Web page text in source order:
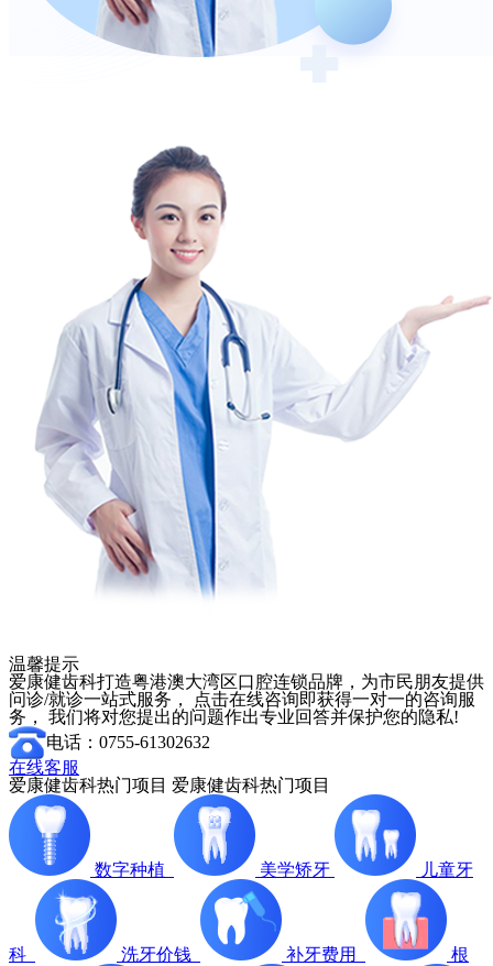
温馨提示
爱康健齿科打造粤港澳大湾区口腔连锁品牌，为市民朋友提供
问诊/就诊一站式服务， 点击在线咨询即获得一对一的咨询服
务， 我们将对您提出的问题作出专业回答并保护您的隐私!
电话：0755-61302632
在线客服
爱康健齿科热门项目 爱康健齿科热门项目
数字种植 美学矫牙 儿童牙
科 洗牙价钱 补牙费用 根